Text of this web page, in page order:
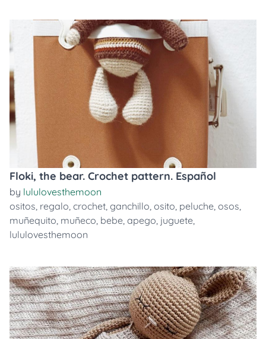
Floki, the bear. Crochet pattern. Español
by lululovesthemoon
ositos, regalo, crochet, ganchillo, osito, peluche, osos,
muñequito, muñeco, bebe, apego, juguete,
lululovesthemoon